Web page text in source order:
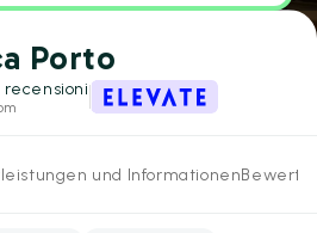
Porto
und Informationen